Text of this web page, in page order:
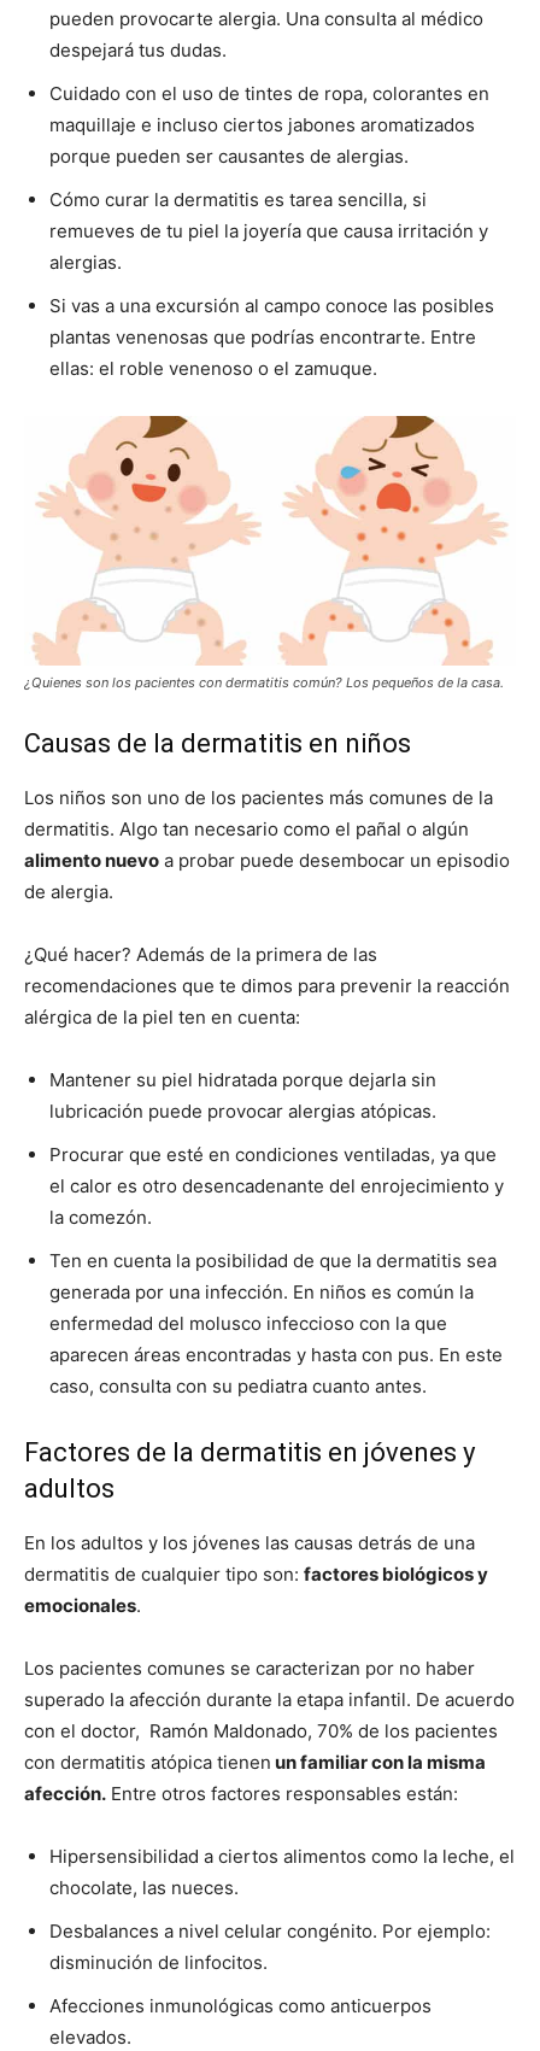
pueden provocarte alergia. Una consulta al médico
despejará tus dudas.
Cuidado con el uso de tintes de ropa, colorantes en
maquillaje e incluso ciertos jabones aromatizados
porque pueden ser causantes de alergias.
Cómo curar la dermatitis es tarea sencilla, si
remueves de tu piel la joyería que causa irritación y
alergias.
Si vas a una excursión al campo conoce las posibles
plantas venenosas que podrías encontrarte. Entre
ellas: el roble venenoso o el zamuque.
¿Quienes son los pacientes con dermatitis común? Los pequeños de la casa.
Causas de la dermatitis en niños
Los niños son uno de los pacientes más comunes de la
dermatitis. Algo tan necesario como el pañal o algún
alimento nuevo a probar puede desembocar un episodio
de alergia.
¿Qué hacer? Además de la primera de las
recomendaciones que te dimos para prevenir la reacción
alérgica de la piel ten en cuenta:
Mantener su piel hidratada porque dejarla sin
lubricación puede provocar alergias atópicas.
Procurar que esté en condiciones ventiladas, ya que
el calor es otro desencadenante del enrojecimiento y
la comezón.
Ten en cuenta la posibilidad de que la dermatitis sea
generada por una infección. En niños es común la
enfermedad del molusco infeccioso con la que
aparecen áreas encontradas y hasta con pus. En este
caso, consulta con su pediatra cuanto antes.
Factores de la dermatitis en jóvenes y
adultos
En los adultos y los jóvenes las causas detrás de una
dermatitis de cualquier tipo son: factores biológicos y
emocionales.
Los pacientes comunes se caracterizan por no haber
superado la afección durante la etapa infantil. De acuerdo
con el doctor, Ramón Maldonado, 70% de los pacientes
con dermatitis atópica tienen un familiar con la misma
afección. Entre otros factores responsables están:
Hipersensibilidad a ciertos alimentos como la leche, el
chocolate, las nueces.
Desbalances a nivel celular congénito. Por ejemplo:
disminución de linfocitos.
Afecciones inmunológicas como anticuerpos
elevados.